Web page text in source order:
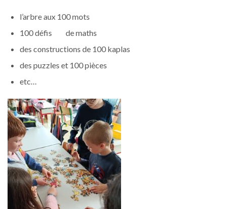
l’arbre aux 100 mots
100 défis de maths
des constructions de 100 kaplas
des puzzles et 100 pièces
etc…